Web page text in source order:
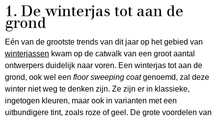
1. De winterjas tot aan de
grond
Eén van de grootste trends van dit jaar op het gebied van
winterjassen kwam op de catwalk van een groot aantal
ontwerpers duidelijk naar voren. Een winterjas tot aan de
grond, ook wel een floor sweeping coatgenoemd, zal deze
winter niet weg te denken zijn. Ze zijn er in klassieke,
ingetogen kleuren, maar ook in varianten met een
uitbundigere tint, zoals roze of geel. De grote voordelen van